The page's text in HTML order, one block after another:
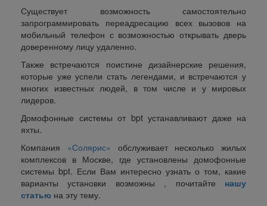
Существует возможность самостоятельно
запрограммировать переадресацию всех вызовов на
мобильный телефон с возможностью открывать дверь
доверенному лицу удаленно.
Также встречаются поистине дизайнерские решения,
которые уже успели стать легендами, и встречаются у
многих известных людей, в том числе и у мировых
лидеров.
Домофонные системы от bpt устанавливают даже на
яхты.
Компания «Солярис» обслуживает несколько жилых
комплексов в Москве, где установлены домофонные
системы bpt. Если Вам интересно узнать о том, какие
варианты установки возможны , почитайте нашу
статью на эту тему.